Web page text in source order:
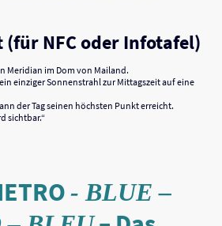
NFC oder Infotafel)
Meridian im Dom von Mailand.
einziger Sonnenstrahl zur Mittagszeit auf eine
der Tag seinen höchsten Punkt erreicht.
sichtbar.“
- BLUE –